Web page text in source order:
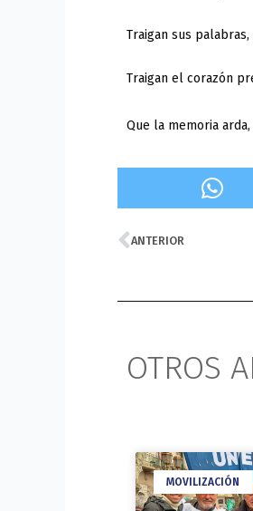
Traigan sus
Traigan el corazón
Que la memoria
Prev
ANTERIOR
OTROS
MOVILIZACIÓN